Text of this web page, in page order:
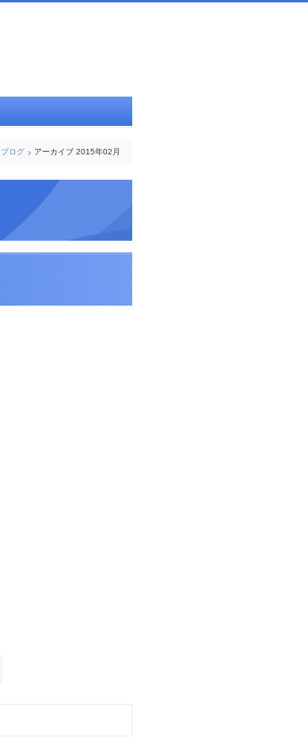
ブログ アーカイブ 2015年02月